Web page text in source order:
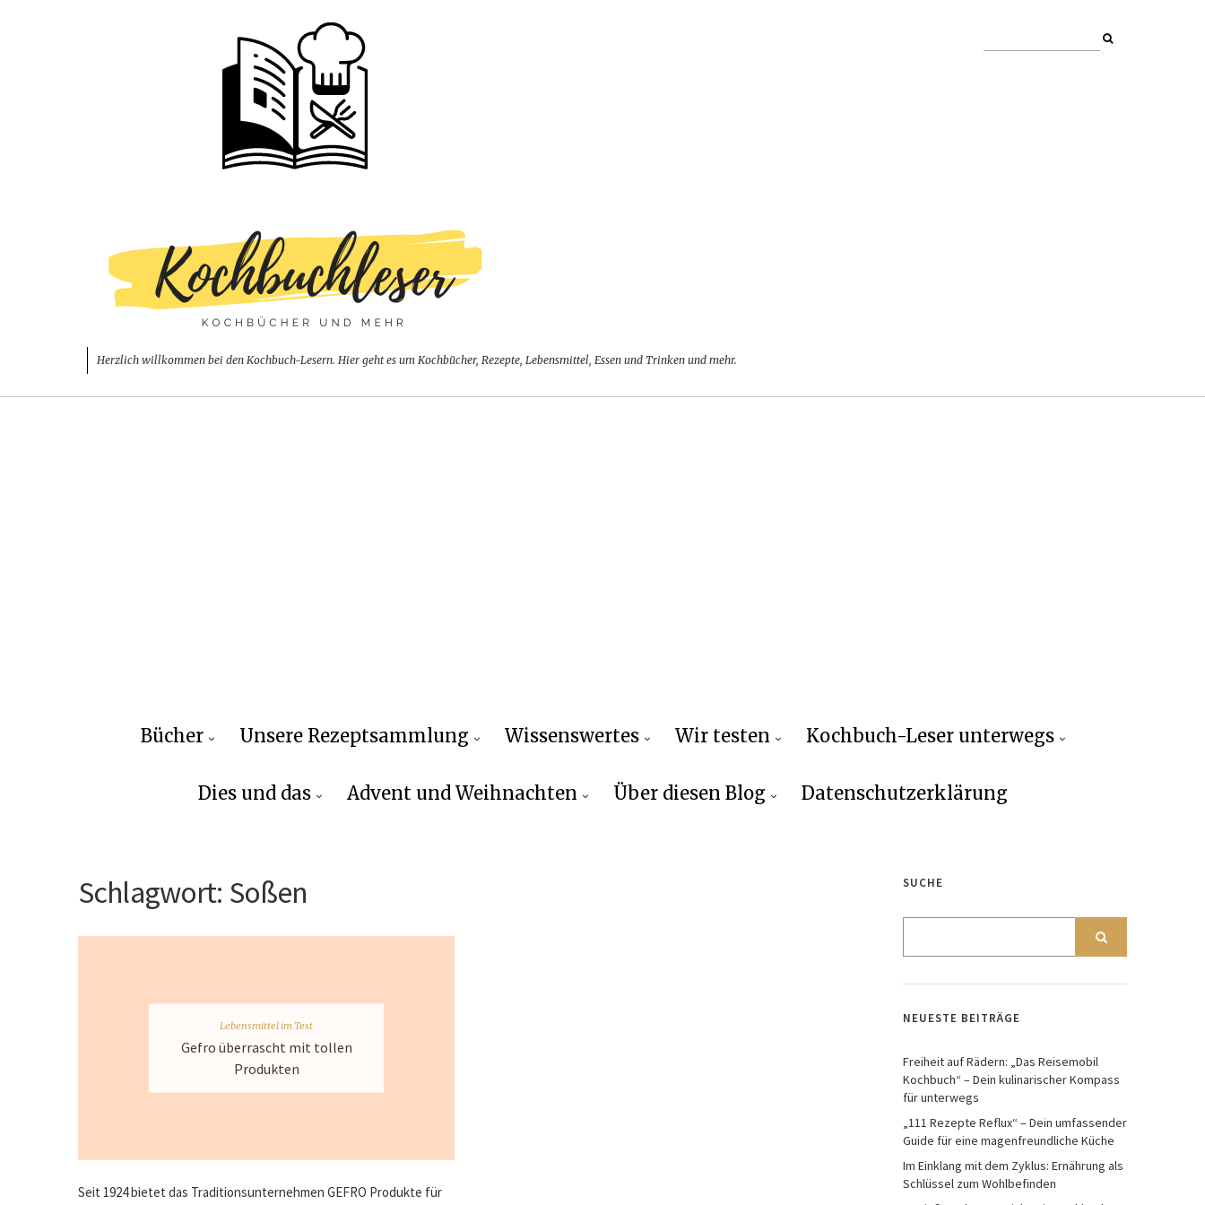
Herzlich willkommen bei den Kochbuch-Lesern. Hier geht es um Kochbücher, Rezepte, Lebensmittel, Essen und Trinken und mehr.
Bücher Unsere Rezeptsammlung Wissenswertes Wir testen Kochbuch-Leser unterwegs
Dies und das Advent und Weihnachten Über diesen Blog Datenschutzerklärung
Schlagwort: Soßen
Lebensmittel im Test
Gefro überrascht mit tollen
Produkten
Seit 1924 bietet das Traditionsunternehmen GEFRO Produkte für
SUCHE
NEUESTE BEITRÄGE
Freiheit auf Rädern: „Das Reisemobil
Kochbuch“ – Dein kulinarischer Kompass
für unterwegs
„111 Rezepte Reflux“ – Dein umfassender
Guide für eine magenfreundliche Küche
Im Einklang mit dem Zyklus: Ernährung als
Schlüssel zum Wohlbefinden